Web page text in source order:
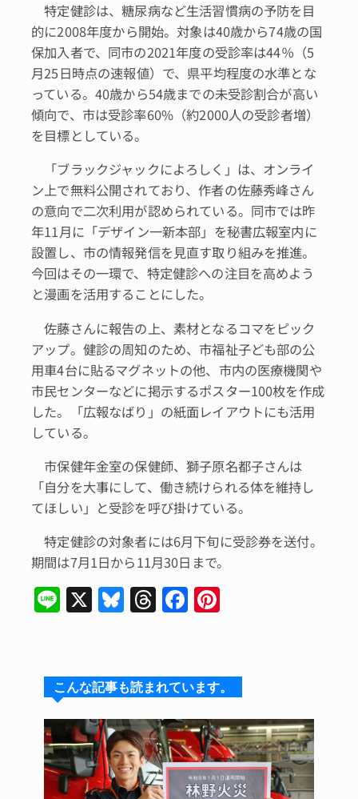
特定健診は、糖尿病など生活習慣病の予防を目
的に2008年度から開始。対象は40歳から74歳の国
保加入者で、同市の2021年度の受診率は44％（5
月25日時点の速報値）で、県平均程度の水準とな
っている。40歳から54歳までの未受診割合が高い
傾向で、市は受診率60%（約2000人の受診者増）
を目標としている。
「ブラックジャックによろしく」は、オンライ
ン上で無料公開されており、作者の佐藤秀峰さん
の意向で二次利用が認められている。同市では昨
年11月に「デザイン一新本部」を秘書広報室内に
設置し、市の情報発信を見直す取り組みを推進。
今回はその一環で、特定健診への注目を高めよう
と漫画を活用することにした。
佐藤さんに報告の上、素材となるコマをピック
アップ。健診の周知のため、市福祉子ども部の公
用車4台に貼るマグネットの他、市内の医療機関や
市民センターなどに掲示するポスター100枚を作成
した。「広報なばり」の紙面レイアウトにも活用
している。
市保健年金室の保健師、獅子原名都子さんは
「自分を大事にして、働き続けられる体を維持し
てほしい」と受診を呼び掛けている。
特定健診の対象者には6月下旬に受診券を送付。
期間は7月1日から11月30日まで。
Li X Bl
s
k
y
T
a
d
s
F
e
b
o
o
k
re
st
こんな記事も読まれています。